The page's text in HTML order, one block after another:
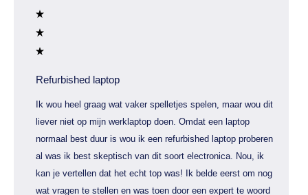
Refurbished laptop
Ik wou heel graag wat vaker spelletjes spelen, maar wou dit
liever niet op mijn werklaptop doen. Omdat een laptop
normaal best duur is wou ik een refurbished laptop proberen
al was ik best skeptisch van dit soort electronica. Nou, ik
kan je vertellen dat het echt top was! Ik belde eerst om nog
wat vragen te stellen en was toen door een expert te woord